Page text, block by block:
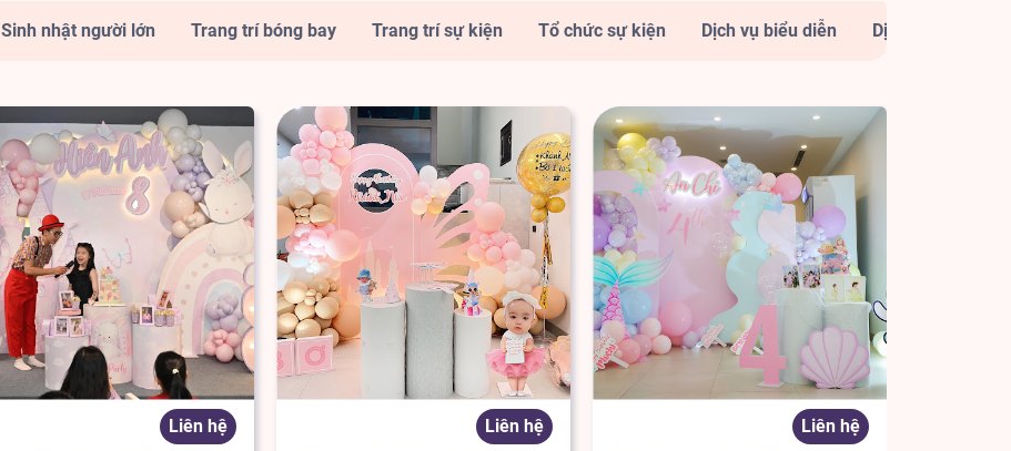
Sinh nhật người lớn Trang trí bóng bay Trang trí sự kiện Tổ chức sự kiện Dịch vụ biểu diễn Dịch vụ ăn uống
Liên hệ Liên hệ Liên hệ